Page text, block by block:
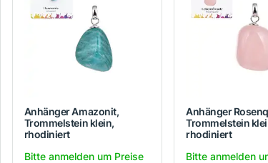
Anhänger Amazonit,
Trommelstein klein,
rhodiniert
Bitte anmelden um Preise
Anhänger
Trommelstein
rhodiniert
Bitte anmelden